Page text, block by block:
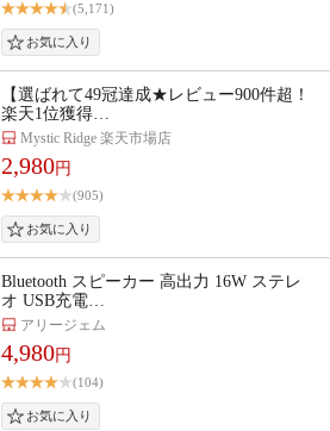
(5,171)
【選ばれて49冠達成★レビュー900件超！
楽天1位獲得…
Mystic Ridge 楽天市場店
2,980円
(905)
Bluetooth スピーカー 高出力 16W ステレ
オ USB充電…
アリージェム
4,980円
(104)